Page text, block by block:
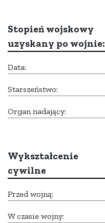
Stopień wojskowy
uzyskany po wojnie:
Data:
Starszeństwo:
Organ nadający:
Wykształcenie
cywilne
Przed wojną:
W czasie wojny: